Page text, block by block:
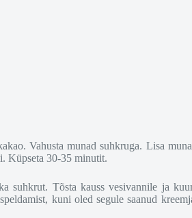
Vahusta munad suhkruga. Lisa
Küpseta 30-35 minutit.
Tõsta kauss vesivannile ja
kuni oled segule saanud